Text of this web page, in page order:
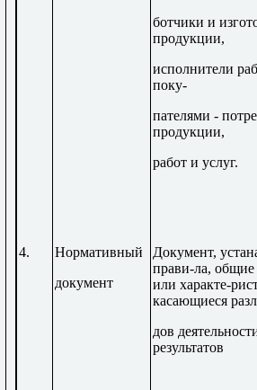
ботчики и
продукции,
исполнители
поку-
пателями -
продукции,
работ и услуг.
4.
Нормативный
документ
Документ,
прави-ла,
или характе-
касающиеся
дов
результатов